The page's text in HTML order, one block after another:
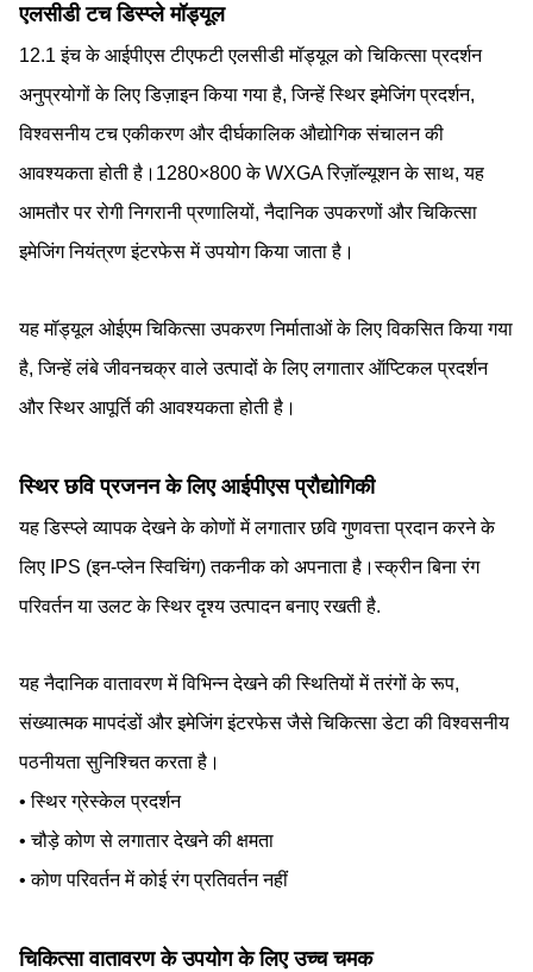
एलसीडी टच डिस्प्ले मॉड्यूल
12.1 इंच के आईपीएस टीएफटी एलसीडी मॉड्यूल को चिकित्सा प्रदर्शन
अनुप्रयोगों के लिए डिज़ाइन किया गया है, जिन्हें स्थिर इमेजिंग प्रदर्शन,
विश्वसनीय टच एकीकरण और दीर्घकालिक औद्योगिक संचालन की
आवश्यकता होती है।1280×800 के WXGA रिज़ॉल्यूशन के साथ, यह
आमतौर पर रोगी निगरानी प्रणालियों, नैदानिक उपकरणों और चिकित्सा
इमेजिंग नियंत्रण इंटरफेस में उपयोग किया जाता है।
यह मॉड्यूल ओईएम चिकित्सा उपकरण निर्माताओं के लिए विकसित किया गया
है, जिन्हें लंबे जीवनचक्र वाले उत्पादों के लिए लगातार ऑप्टिकल प्रदर्शन
और स्थिर आपूर्ति की आवश्यकता होती है।
स्थिर छवि प्रजनन के लिए आईपीएस प्रौद्योगिकी
यह डिस्प्ले व्यापक देखने के कोणों में लगातार छवि गुणवत्ता प्रदान करने के
लिए IPS (इन-प्लेन स्विचिंग) तकनीक को अपनाता है।स्क्रीन बिना रंग
परिवर्तन या उलट के स्थिर दृश्य उत्पादन बनाए रखती है.
यह नैदानिक वातावरण में विभिन्न देखने की स्थितियों में तरंगों के रूप,
संख्यात्मक मापदंडों और इमेजिंग इंटरफेस जैसे चिकित्सा डेटा की विश्वसनीय
पठनीयता सुनिश्चित करता है।
• स्थिर ग्रेस्केल प्रदर्शन
• चौड़े कोण से लगातार देखने की क्षमता
• कोण परिवर्तन में कोई रंग प्रतिवर्तन नहीं
चिकित्सा वातावरण के उपयोग के लिए उच्च चमक